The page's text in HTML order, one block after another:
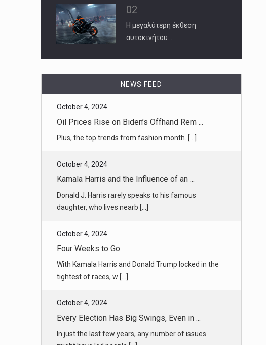
02
Η μεγαλύτερη έκθεση
αυτοκινήτου…
NEWS FEED
Oil Prices Rise on Biden’s Offhand Rem ...
Plus, the top trends from fashion month. [...]
Kamala Harris and the Influence of an ...
Donald J. Harris rarely speaks to his famous
October 4, 2024
Four Weeks to Go
With Kamala Harris and Donald Trump locked in the
October 4, 2024
Every Election Has Big Swings, Even in ...
In just the last few years, any number of issues
October 4, 2024